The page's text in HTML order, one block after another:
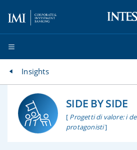
Insights
SIDE BY SIDE
[ Progetti di valore: i
protagonisti]